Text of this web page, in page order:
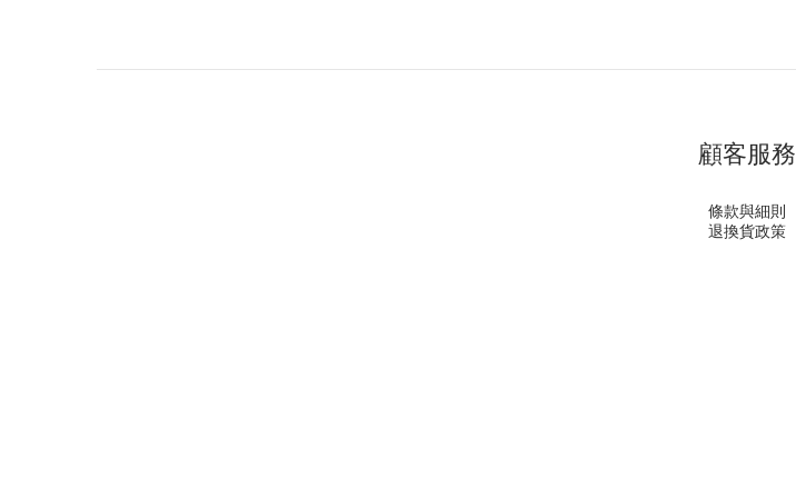
顧客服務
條款與細則
退換貨政策